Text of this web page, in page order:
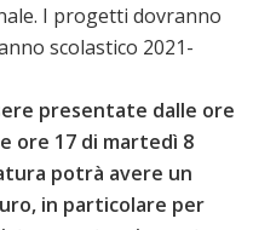
I progetti dovranno
scolastico 2021-
presentate dalle ore
ore 17 di martedì 8
potrà avere un
in particolare per